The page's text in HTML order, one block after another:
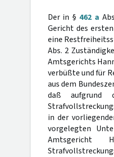
Der in §462 a
Gericht des
eine
Abs. 2
Amtsgerichts
verbüßte und für
aus dem
daß aufgrund
in der
vorgelegten
Amtsgericht